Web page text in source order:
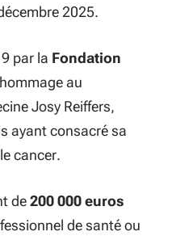
2025.
par la Fondation
au
Josy Reiffers,
ayant consacré sa
cancer.
de200 000 euros
de santé ou